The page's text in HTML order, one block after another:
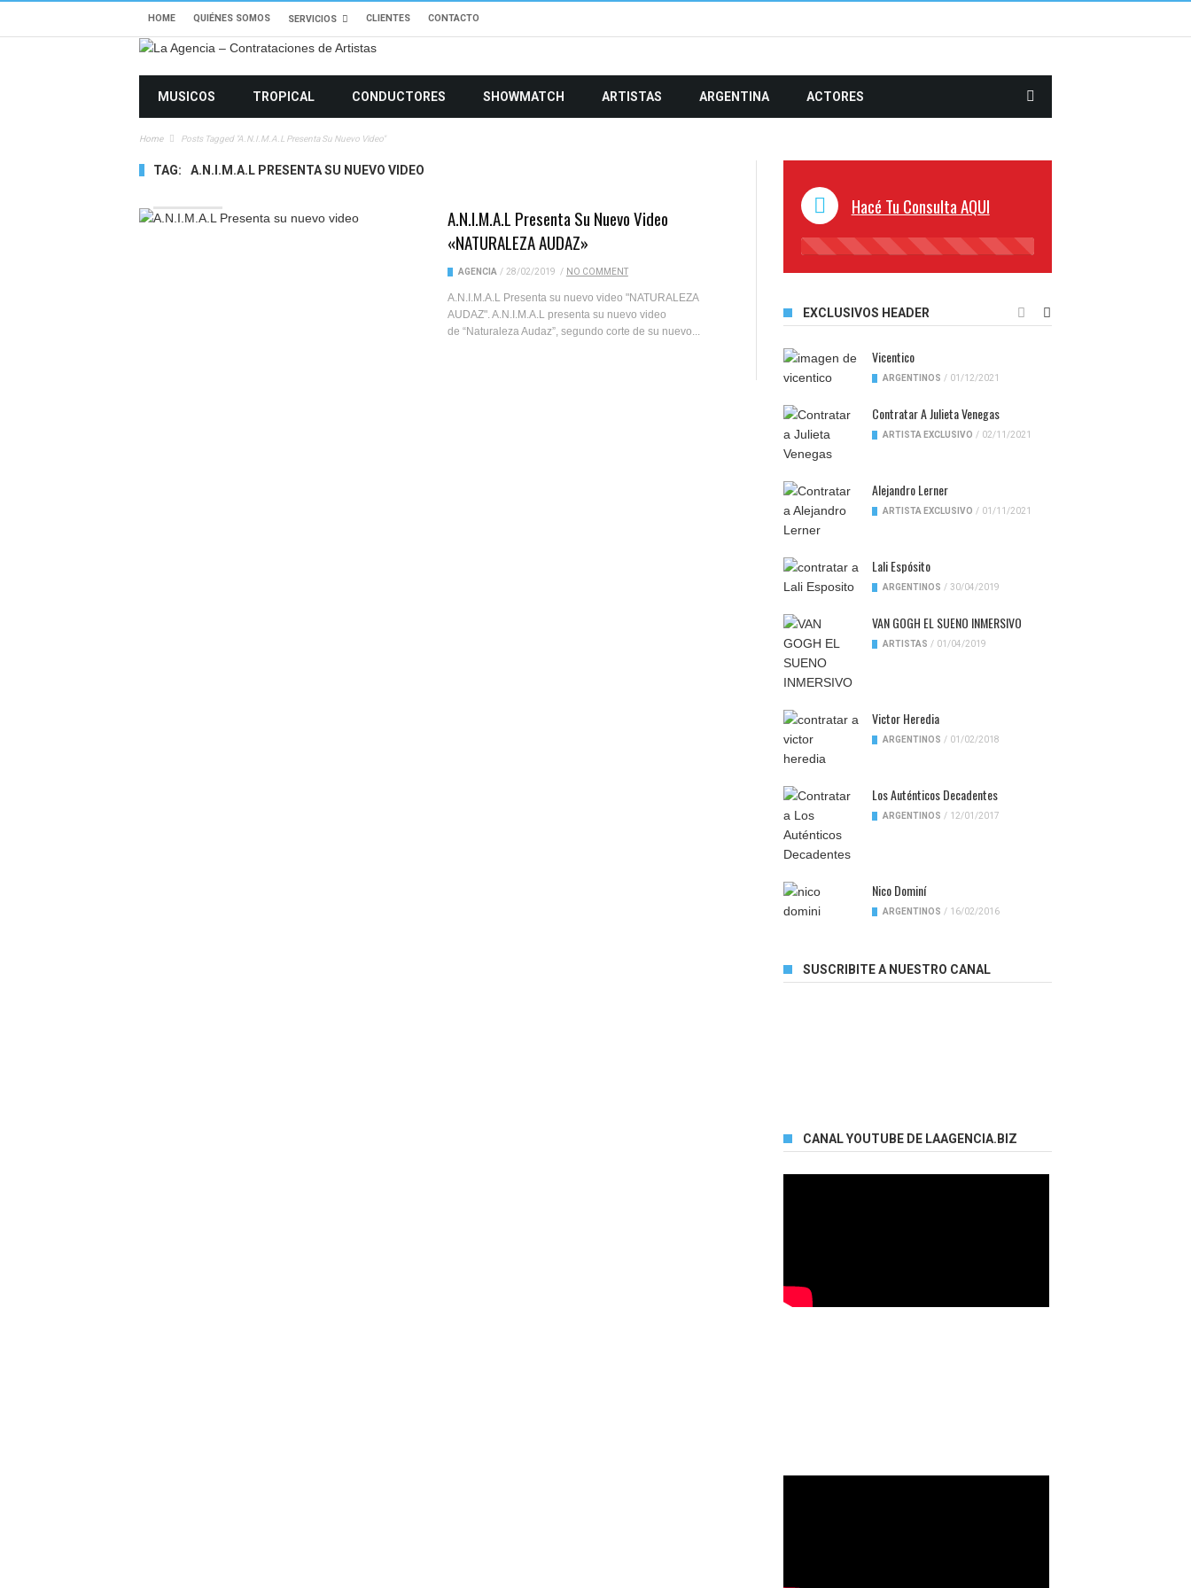
HOME QUIÉNES SOMOS SERVICIOS CLIENTES CONTACTO
MUSICOS TROPICAL CONDUCTORES SHOWMATCH ARTISTAS ARGENTINA ACTORES
Home Posts Tagged "A.N.I.M.A.L Presenta Su Nuevo Video"
TAG: A.N.I.M.A.L PRESENTA SU NUEVO VIDEO
A.N.I.M.A.L Presenta Su Nuevo Video
«NATURALEZA AUDAZ»
AGENCIA / 28/02/2019 / NO COMMENT
A.N.I.M.A.L Presenta su nuevo video "NATURALEZA
AUDAZ". A.N.I.M.A.L presenta su nuevo video
de “Naturaleza Audaz”, segundo corte de su nuevo...
Hacé Tu Consulta AQUI
45%
EXCLUSIVOS HEADER
Vicentico
ARGENTINOS / 01/12/2021
Contratar A Julieta Venegas
ARTISTA EXCLUSIVO / 02/11/2021
Alejandro Lerner
ARTISTA EXCLUSIVO / 01/11/2021
Lali Espósito
ARGENTINOS / 30/04/2019
VAN GOGH EL SUENO INMERSIVO
ARTISTAS / 01/04/2019
Victor Heredia
ARGENTINOS / 01/02/2018
Los Auténticos Decadentes
ARGENTINOS / 12/01/2017
Nico Dominí
ARGENTINOS / 16/02/2016
SUSCRIBITE A NUESTRO CANAL
CANAL YOUTUBE DE LAAGENCIA.BIZ